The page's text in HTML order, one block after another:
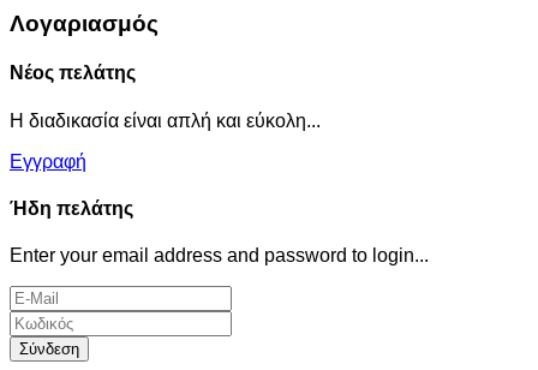
Λογαριασμός
Νέος πελάτης
Η διαδικασία είναι απλή και εύκολη...
Εγγραφή
Ήδη πελάτης
Enter your email address and password to login...
Σύνδεση